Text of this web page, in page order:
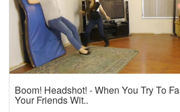
Boom! Headshot! - When You Try To
Your Friends Wit..